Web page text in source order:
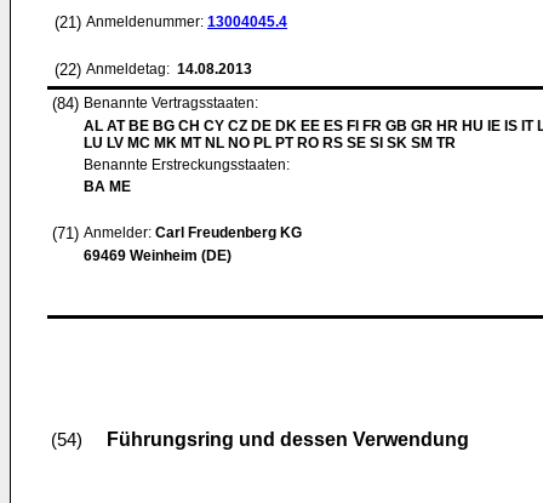
(21) Anmeldenummer: 13004045.4
(22) Anmeldetag: 14.08.2013
(84) Benannte Vertragsstaaten:
AL AT BE BG CH CY CZ DE DK EE ES FI FR GB GR HR HU IE IS IT
LU LV MC MK MT NL NO PL PT RO RS SE SI SK SM TR
Benannte Erstreckungsstaaten:
BA ME
(71) Anmelder: Carl Freudenberg KG
69469 Weinheim (DE)
(54) Führungsring und dessen Verwendung